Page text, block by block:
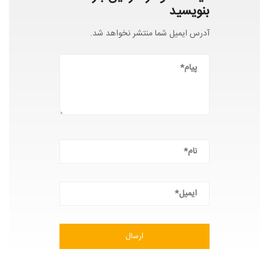
بنویسید
آدرس ایمیل شما منتشر نخواهد شد.